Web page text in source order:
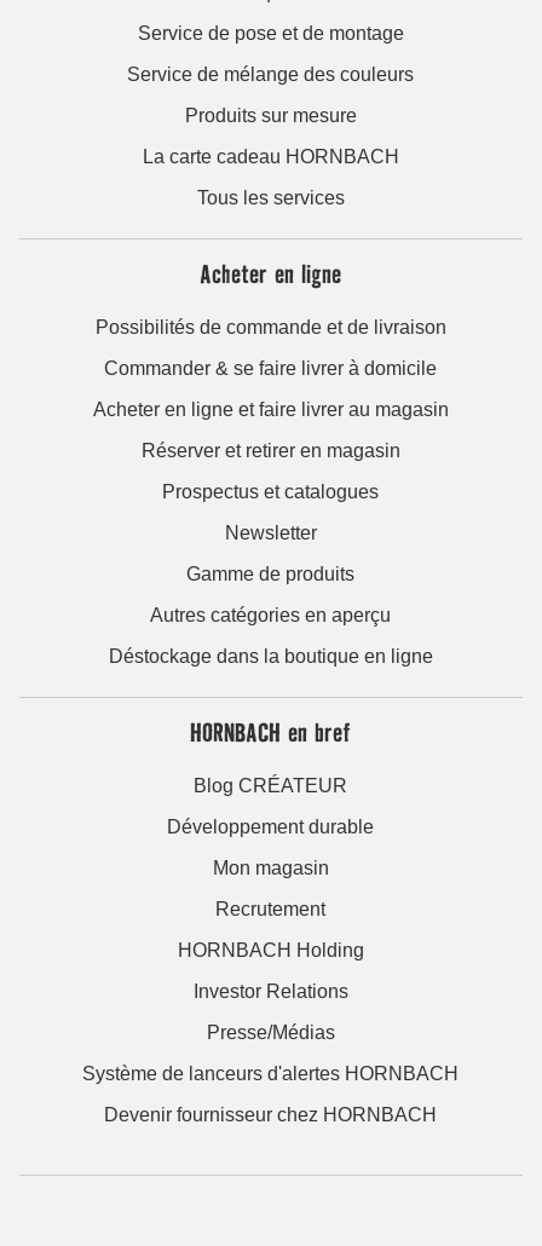
Service de pose et de montage
Service de mélange des couleurs
Produits sur mesure
La carte cadeau HORNBACH
Tous les services
Acheter en ligne
Possibilités de commande et de livraison
Commander & se faire livrer à domicile
Acheter en ligne et faire livrer au magasin
Réserver et retirer en magasin
Prospectus et catalogues
Newsletter
Gamme de produits
Autres catégories en aperçu
Déstockage dans la boutique en ligne
HORNBACH en bref
Blog CRÉATEUR
Développement durable
Mon magasin
Recrutement
HORNBACH Holding
Investor Relations
Presse/Médias
Système de lanceurs d'alertes HORNBACH
Devenir fournisseur chez HORNBACH